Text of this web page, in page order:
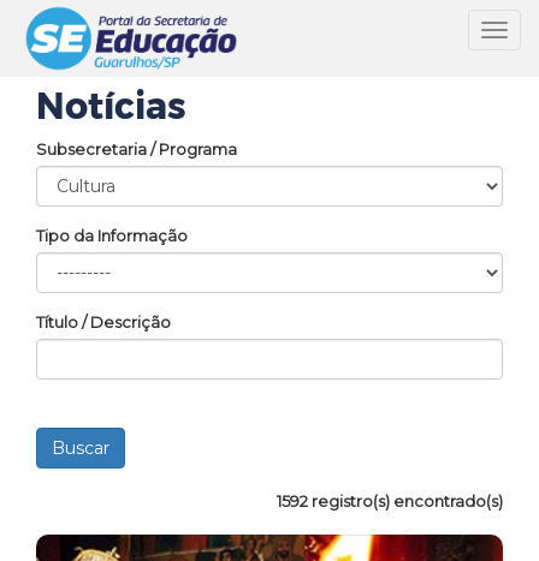
Notícias
Subsecretaria / Programa
Tipo da Informação
Título / Descrição
1592 registro(s) encontrado(s)